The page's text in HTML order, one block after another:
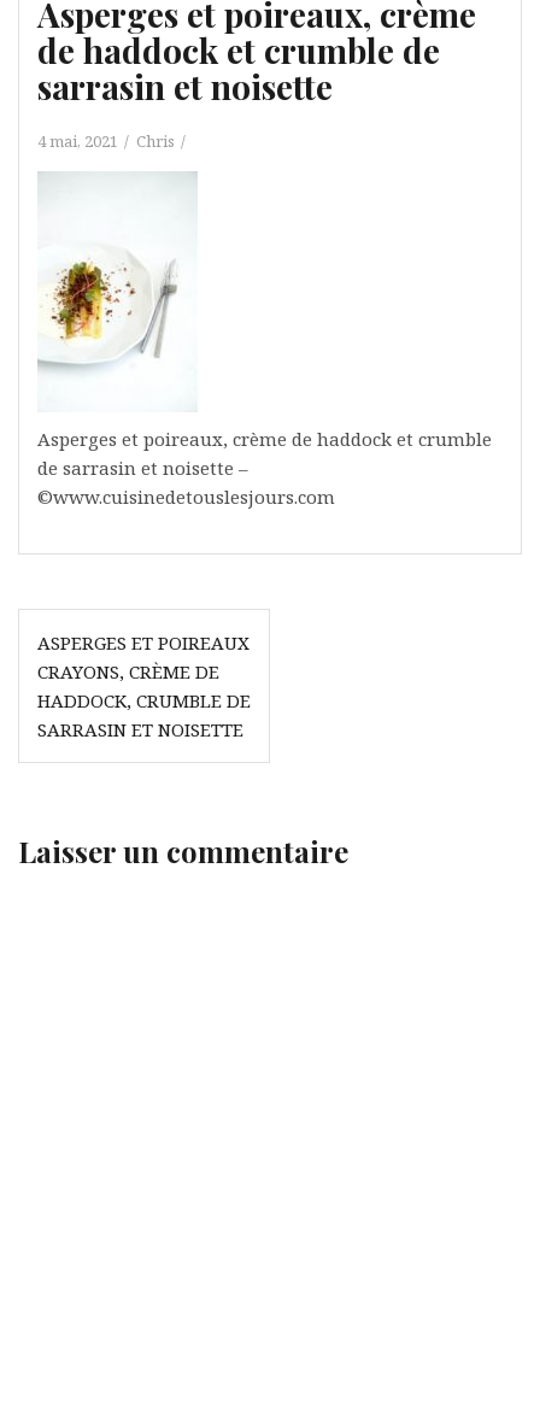
Asperges et poireaux, crème
de haddock et crumble de
sarrasin et noisette
4 mai, 2021 Chris
Asperges et poireaux, crème de haddock et crumble
de sarrasin et noisette –
©www.cuisinedetouslesjours.com
Navigation
de
l’article
ASPERGES ET POIREAUX
CRAYONS, CRÈME DE
HADDOCK, CRUMBLE DE
SARRASIN ET NOISETTE
Laisser un commentaire